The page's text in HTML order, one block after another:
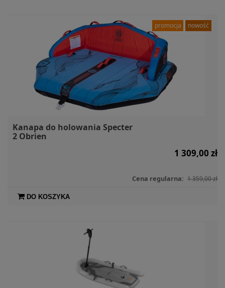
Kanapa do holowania Specter
2 Obrien
1 309,00 zł
Cena regularna: 1 359,00 zł
DO KOSZYKA
promocja nowość